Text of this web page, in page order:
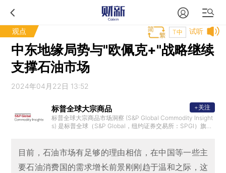
观点 试听
T中
中东地缘局势与"欧佩克+"战略继续
支撑石油市场
2024年04月22日 13:52
标普全球大宗商品
标普全球大宗商品市场洞察 (S&P Global Commodity Insight
s) 是标普全球（S&P Global，纽约证券交易所：SPGI）旗下
和分析方面的专业观点，就全球资本、大宗商品和汽车市场
，提供信用评级、基准、分析和工作流程方案。
+关注
目前，石油市场有足够的理由相信，在中国等一些主
要石油消费国的需求增长前景刚刚趋于温和之际，这